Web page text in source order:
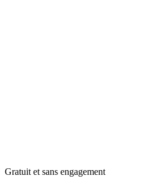
Gratuit et sans engagement